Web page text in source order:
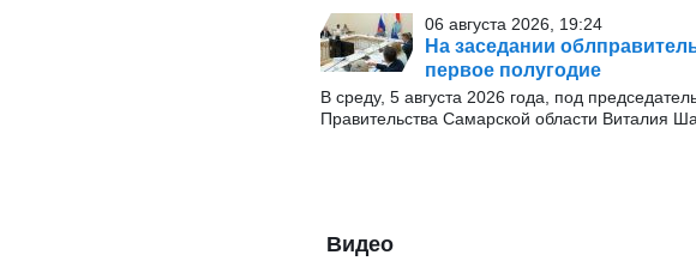
06 августа 2026, 19:24
На заседании
первое полугодие
В среду, 5 августа 2026 года, под
Правительства Самарской области Виталия
Видео